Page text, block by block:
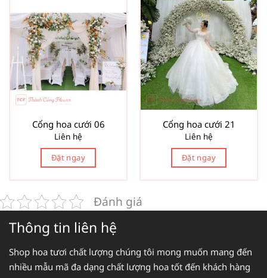
Cổng hoa cưới 06
Liên hệ
Đặt ngay
Cổng hoa cưới 21
Liên hệ
Đặt ngay
Đánh giá
Thông tin liên hệ
Shop hoa tươi chất lượng chúng tôi mong muốn mang đến
nhiều mẫu mã đa dạng chất lượng hoa tốt đến khách hàng